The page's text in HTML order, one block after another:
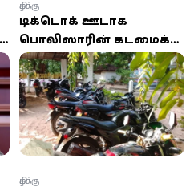
டிக்டொக் ஊடாக
பொலிஸாரின் கடமைக்கு
இடையூறு; இருவர் கைது!
கிழக்கு
கிழக்கு